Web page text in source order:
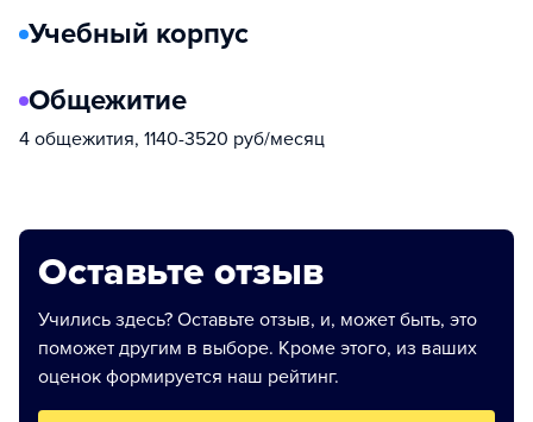
Учебный корпус
Общежитие
4 общежития, 1140-3520 руб/месяц
Оставьте отзыв
Учились здесь? Оставьте отзыв, и, может быть, это
поможет другим в выборе. Кроме этого, из ваших
оценок формируется наш рейтинг.